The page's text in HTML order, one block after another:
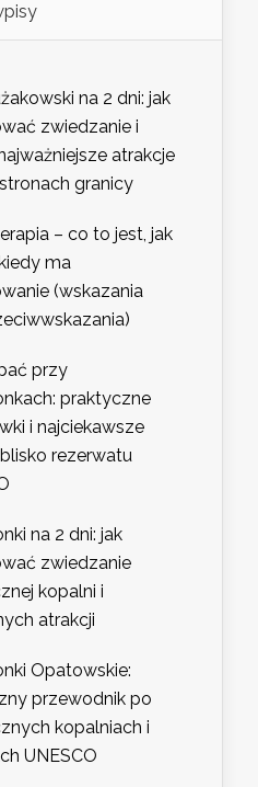
na 2 dni: jak
zwiedzanie i
atrakcje
granicy
– co to jest, jak
ma
(wskazania
przy
praktyczne
i najciekawsze
rezerwatu
na 2 dni: jak
zwiedzanie
kopalni i
atrakcji
Opatowskie:
przewodnik po
kopalniach i
UNESCO